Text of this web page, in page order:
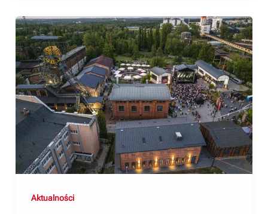
Aktualności